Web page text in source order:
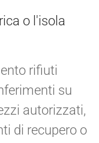
o l'isola
rifiuti
su
autorizzati,
di recupero o